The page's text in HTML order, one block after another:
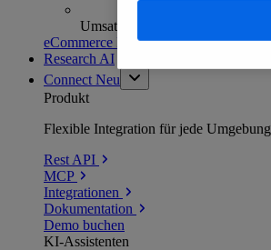
Umsatzanalysen und -prognosen
eCommerce Insights entdecken
Research AI
Connect Neu
Produkt
Flexible Integration für jede Umgebung
Rest API
MCP
Integrationen
Dokumentation
Demo buchen
KI-Assistenten